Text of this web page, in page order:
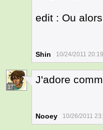
edit : Ou
Shin 10/24/2011
17
J'adore
Nooey 10/26/2011